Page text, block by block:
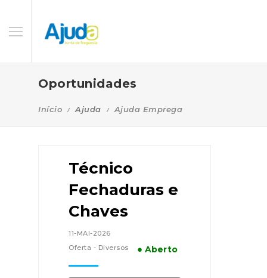
Oportunidades
Início Ajuda Ajuda Emprega
Técnico
Fechaduras e
Chaves
11-MAI-2026
Oferta - Diversos
● Aberto